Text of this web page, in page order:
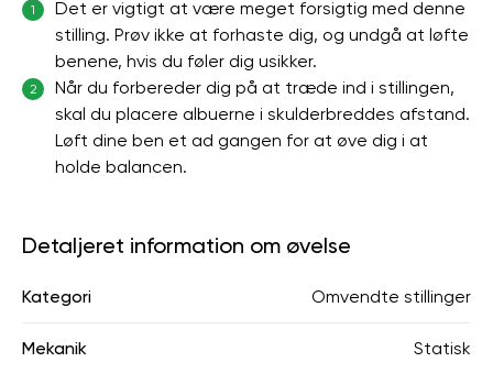
1
Det er vigtigt at være meget forsigtig med denne
stilling. Prøv ikke at forhaste dig, og undgå at løfte
benene, hvis du føler dig usikker.
2
Når du forbereder dig på at træde ind i stillingen,
skal du placere albuerne i skulderbreddes afstand.
Løft dine ben et ad gangen for at øve dig i at
holde balancen.
Detaljeret information om øvelse
Kategori Omvendte stillinger
Mekanik Statisk